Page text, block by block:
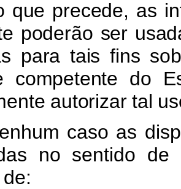
que precede, as
poderão ser
para tais fins
competente do
autorizar tal
caso as
no sentido